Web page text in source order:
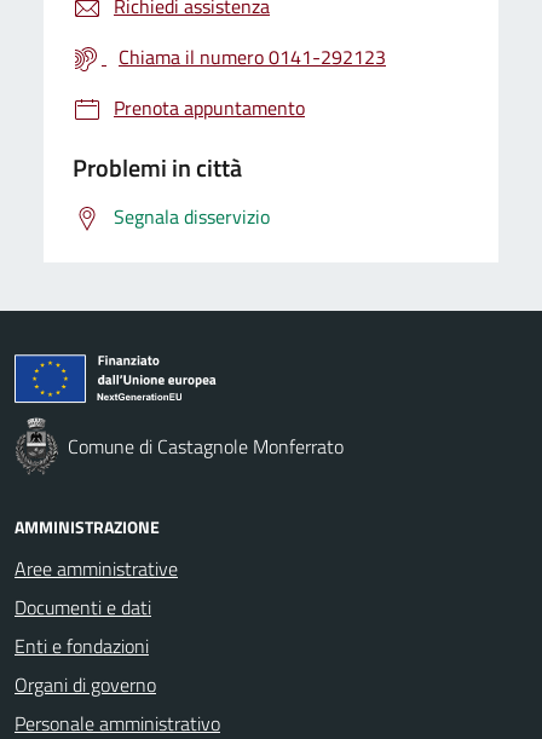
Chiama il numero 0141-292123
Prenota appuntamento
Problemi in città
Segnala disservizio
Comune di Castagnole Monferrato
AMMINISTRAZIONE
Aree amministrative
Documenti e dati
Enti e fondazioni
Organi di governo
Personale amministrativo